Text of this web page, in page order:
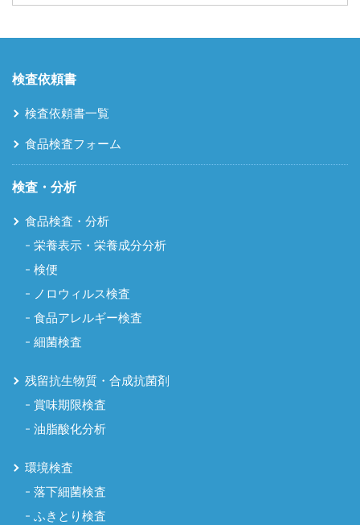
検査依頼書
検査依頼書一覧
食品検査フォーム
検査・分析
食品検査・分析
栄養表示・栄養成分分析
検便
ノロウィルス検査
食品アレルギー検査
細菌検査
残留抗生物質・合成抗菌剤
賞味期限検査
油脂酸化分析
環境検査
落下細菌検査
ふきとり検査